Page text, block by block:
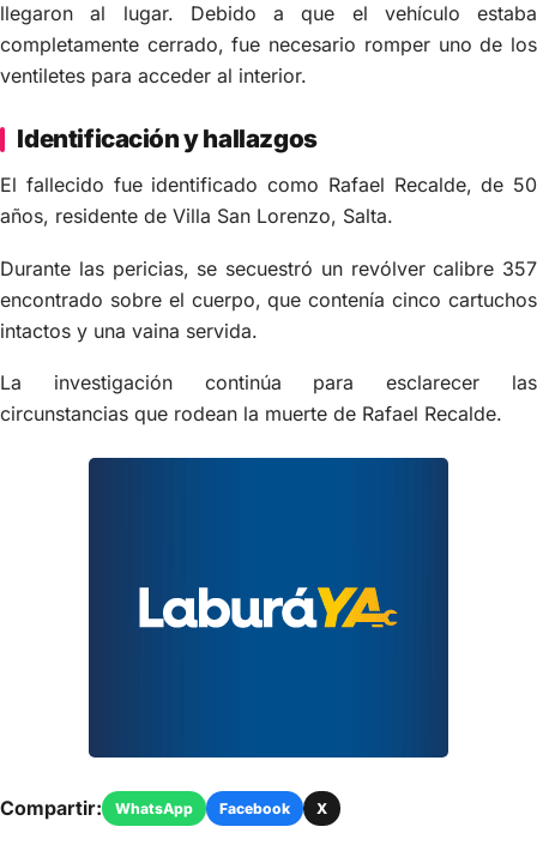
llegaron al lugar. Debido a que el vehículo estaba
completamente cerrado, fue necesario romper uno de los
ventiletes para acceder al interior.
Identificación y hallazgos
El fallecido fue identificado como Rafael Recalde, de 50
años, residente de Villa San Lorenzo, Salta.
Durante las pericias, se secuestró un revólver calibre 357
encontrado sobre el cuerpo, que contenía cinco cartuchos
intactos y una vaina servida.
La investigación continúa para esclarecer las
circunstancias que rodean la muerte de Rafael Recalde.
Compartir: WhatsApp Facebook X